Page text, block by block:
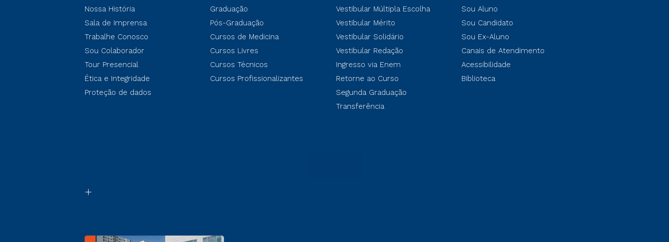
Nossa História
Sala de Imprensa
Trabalhe Conosco
Sou Colaborador
Tour Presencial
Ética e Integridade
Proteção de dados
Graduação
Pós-Graduação
Cursos de Medicina
Cursos Livres
Cursos Técnicos
Cursos Profissionalizantes
Vestibular Múltipla Escolha
Vestibular Mérito
Vestibular Solidário
Vestibular Redação
Ingresso via Enem
Retorne ao Curso
Segunda Graduação
Transferência
Sou Aluno
Sou Candidato
Sou Ex-Aluno
Canais de Atendimento
Acessibilidade
Biblioteca